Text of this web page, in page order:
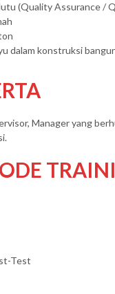
(Quality Assurance /
dalam konstruksi
Manager yang
Test